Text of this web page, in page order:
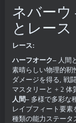
ネバーウ
とレース
レース:
ハーフオーク– 人間
素晴らしい物理的靭
ダメージを得る, 戦
マスタリーと + 2 体
人間– 多様で多彩な
レイブフィート要素
種類の能力ステータ